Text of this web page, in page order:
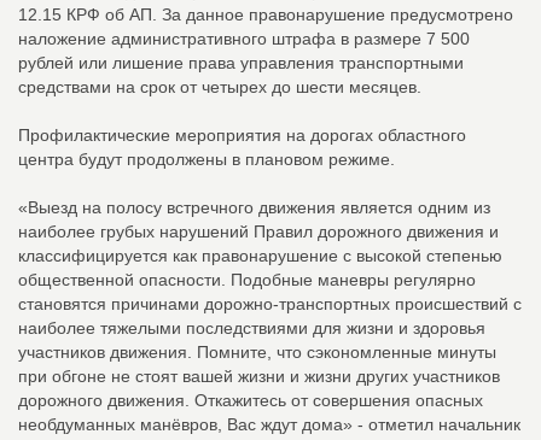
12.15 КРФ об АП. За данное правонарушение предусмотрено
наложение административного штрафа в размере 7 500
рублей или лишение права управления транспортными
средствами на срок от четырех до шести месяцев.
Профилактические мероприятия на дорогах областного
центра будут продолжены в плановом режиме.
«Выезд на полосу встречного движения является одним из
наиболее грубых нарушений Правил дорожного движения и
классифицируется как правонарушение с высокой степенью
общественной опасности. Подобные маневры регулярно
становятся причинами дорожно-транспортных происшествий с
наиболее тяжелыми последствиями для жизни и здоровья
участников движения. Помните, что сэкономленные минуты
при обгоне не стоят вашей жизни и жизни других участников
дорожного движения. Откажитесь от совершения опасных
необдуманных манёвров, Вас ждут дома» - отметил начальник